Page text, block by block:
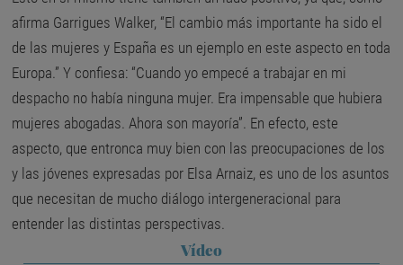
afirma Garrigues Walker, “El cambio más importante ha sido el
de las mujeres y España es un ejemplo en este aspecto en toda
Europa.” Y confiesa: “Cuando yo empecé a trabajar en mi
despacho no había ninguna mujer. Era impensable que hubiera
mujeres abogadas. Ahora son mayoría”. En efecto, este
aspecto, que entronca muy bien con las preocupaciones de los
y las jóvenes expresadas por Elsa Arnaiz, es uno de los asuntos
que necesitan de mucho diálogo intergeneracional para
entender las distintas perspectivas.
Vídeo